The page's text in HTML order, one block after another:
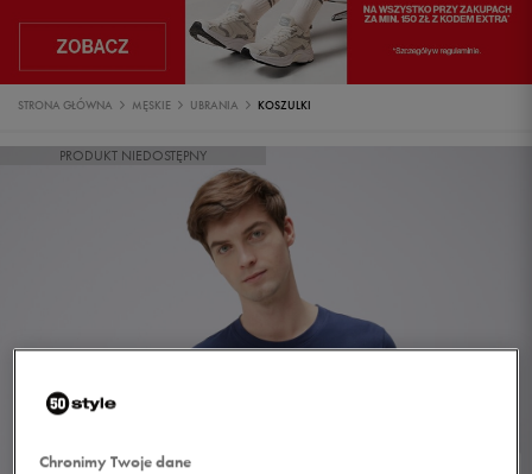
STRONA GŁÓWNA MĘSKIE UBRANIA KOSZULKI
PRODUKT NIEDOSTĘPNY
Chronimy Twoje dane